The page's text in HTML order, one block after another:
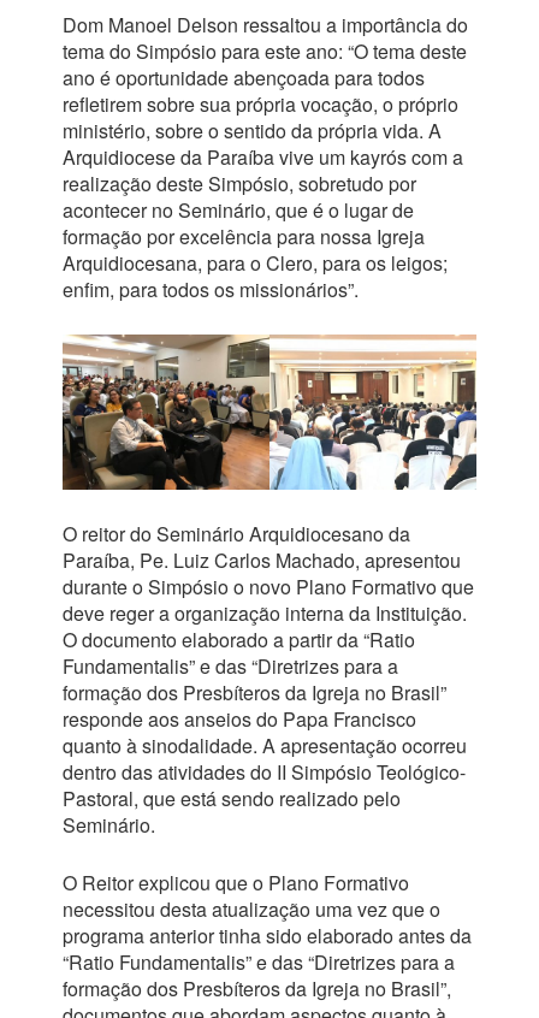
Dom Manoel Delson ressaltou a importância do
tema do Simpósio para este ano: “O tema deste
ano é oportunidade abençoada para todos
refletirem sobre sua própria vocação, o próprio
ministério, sobre o sentido da própria vida. A
Arquidiocese da Paraíba vive um kayrós com a
realização deste Simpósio, sobretudo por
acontecer no Seminário, que é o lugar de
formação por excelência para nossa Igreja
Arquidiocesana, para o Clero, para os leigos;
enfim, para todos os missionários”.
O reitor do Seminário Arquidiocesano da
Paraíba, Pe. Luiz Carlos Machado, apresentou
durante o Simpósio o novo Plano Formativo que
deve reger a organização interna da Instituição.
O documento elaborado a partir da “Ratio
Fundamentalis” e das “Diretrizes para a
formação dos Presbíteros da Igreja no Brasil”
responde aos anseios do Papa Francisco
quanto à sinodalidade. A apresentação ocorreu
dentro das atividades do II Simpósio Teológico-
Pastoral, que está sendo realizado pelo
Seminário.
O Reitor explicou que o Plano Formativo
necessitou desta atualização uma vez que o
programa anterior tinha sido elaborado antes da
“Ratio Fundamentalis” e das “Diretrizes para a
formação dos Presbíteros da Igreja no Brasil”,